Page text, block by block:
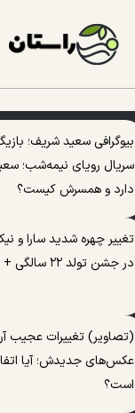
بیوگرافی سعید شریف؛
سریال رویای نیمه‌شب؛
دارد و همسرش کیست؟
تغییر چهره شدید سارا و
در جشن تولد ۲۲ سالگی + تصاویر
(تصاویر) تغییرات عجیب
عکس‌های جدیدش؛ آیا
است؟